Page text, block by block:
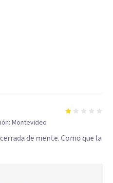
Montevideo
de mente. Como que la